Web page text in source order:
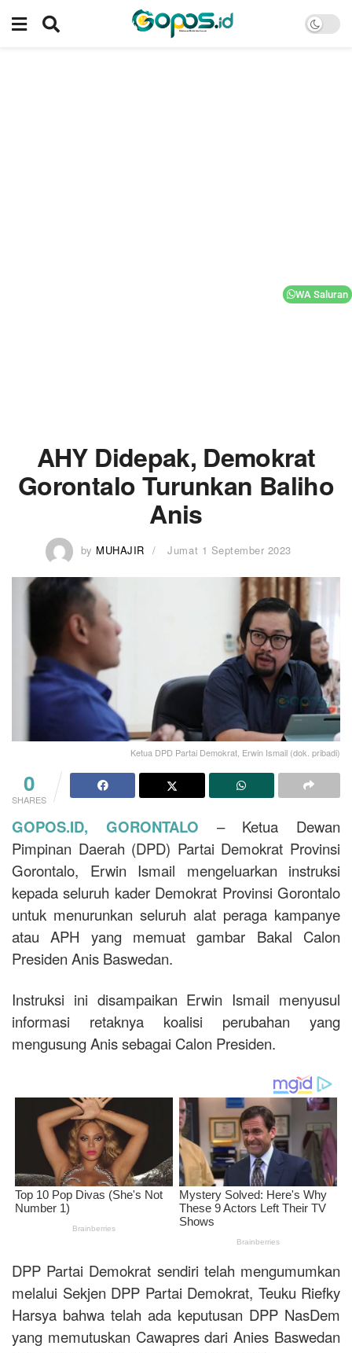
AHY Didepak, Demokrat
Gorontalo Turunkan Baliho
Anis
by MUHAJIR Jumat 1 September 2023
Ketua DPD Partai Demokrat, Erwin Ismail (dok. pribadi)
0
SHARES
GOPOS.ID, GORONTALO – Ketua Dewan
Pimpinan Daerah (DPD) Partai Demokrat Provinsi
Gorontalo, Erwin Ismail mengeluarkan instruksi
kepada seluruh kader Demokrat Provinsi Gorontalo
untuk menurunkan seluruh alat peraga kampanye
atau APH yang memuat gambar Bakal Calon
Presiden Anis Baswedan.
Instruksi ini disampaikan Erwin Ismail menyusul
informasi retaknya koalisi perubahan yang
mengusung Anis sebagai Calon Presiden.
DPP Partai Demokrat sendiri telah mengumumkan
melalui Sekjen DPP Partai Demokrat, Teuku Riefky
Harsya bahwa telah ada keputusan DPP NasDem
yang memutuskan Cawapres dari Anies Baswedan
WA Saluran